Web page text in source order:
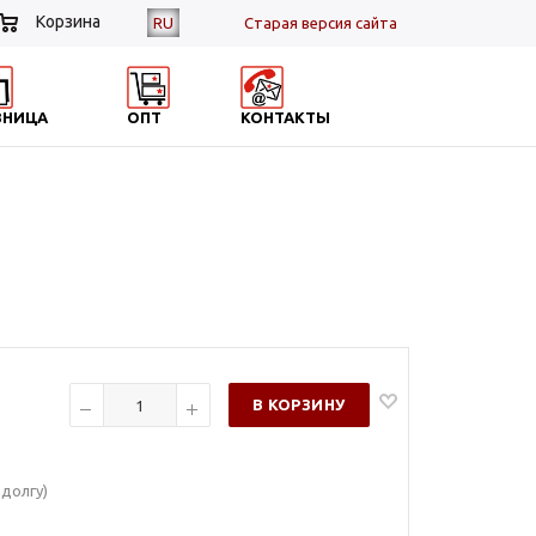
RU Cтарая версия сайта
Корзина
ОПТ КОНТАКТЫ
В КОРЗИНУ